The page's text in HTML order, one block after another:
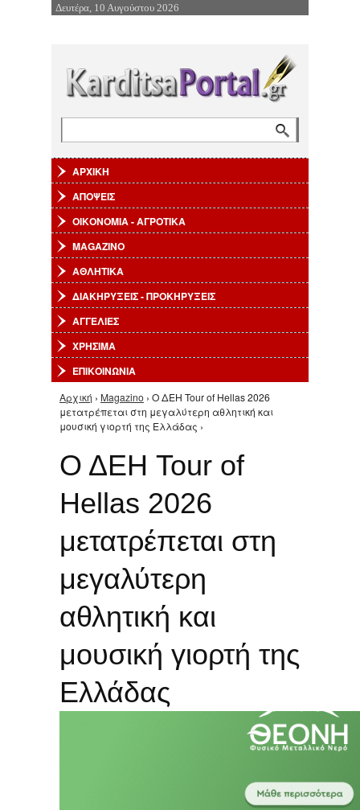
Επιστροφή στην Πλοήγηση
Δευτέρα, 10 Αυγούστου 2026
ΑΡΧΙΚΗ
ΑΠΟΨΕΙΣ
ΟΙΚΟΝΟΜΙΑ - ΑΓΡΟΤΙΚΑ
MAGAZINO
ΑΘΛΗΤΙΚΑ
ΔΙΑΚΗΡΥΞΕΙΣ - ΠΡΟΚΗΡΥΞΕΙΣ
ΑΓΓΕΛΙΕΣ
ΧΡΗΣΙΜΑ
ΕΠΙΚΟΙΝΩΝΙΑ
Είστε εδώ
Αρχική › Magazino › Ο ΔΕΗ Tour of Hellas 2026
μετατρέπεται στη μεγαλύτερη αθλητική και
μουσική γιορτή της Ελλάδας ›
Ο ΔΕΗ Tour of
Hellas 2026
μετατρέπεται στη
μεγαλύτερη
αθλητική και
μουσική γιορτή της
Ελλάδας